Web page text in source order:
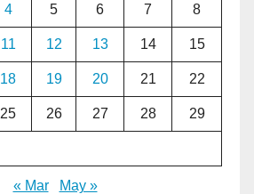
4 5 6 7 8
11 12 13 14 15
18 19 20 21 22
25 26 27 28 29
« Mar May »